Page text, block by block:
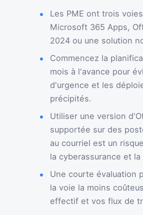
Les PME ont trois
Microsoft 365 Apps,
2024 ou une solution
Commencez la
mois à l'avance pour
d'urgence et les
précipités.
Utiliser une version
supportée sur des
au courriel est un
la cyberassurance et
Une courte évaluation
la voie la moins
effectif et vos flux de